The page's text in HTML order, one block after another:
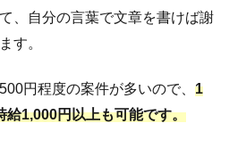
、自分の言葉で文章を書けば謝
す。
円程度の案件が多いので、 1
給1,000円以上も可能です。